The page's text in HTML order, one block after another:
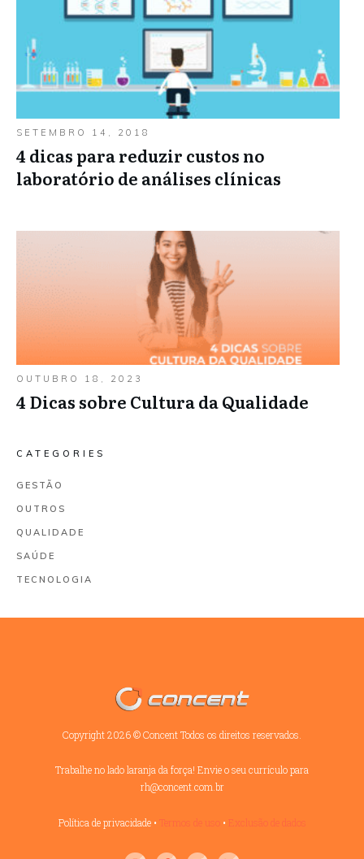
SETEMBRO 14, 2018
4 dicas para reduzir custos no
laboratório de análises clínicas
OUTUBRO 18, 2023
4 Dicas sobre Cultura da Qualidade
CATEGORIES
GESTÃO
OUTROS
QUALIDADE
SAÚDE
TECNOLOGIA
Copyright2026©ConcentTodos os direitos reservados.
Trabalhe no lado laranja da força! Envie o seu currículo para
rh@concent.com.br
Política de privacidade•Termos de uso • Exclusão de dados